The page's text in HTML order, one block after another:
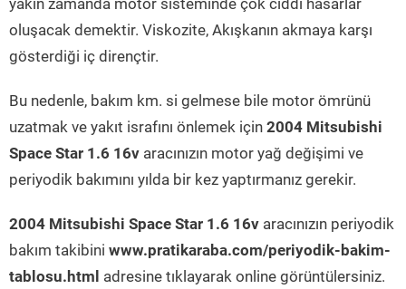
yakın zamanda motor sisteminde çok ciddi hasarlar
oluşacak demektir. Viskozite, Akışkanın akmaya karşı
gösterdiği iç dirençtir.
Bu nedenle, bakım km. si gelmese bile motor ömrünü
uzatmak ve yakıt israfını önlemek için 2004 Mitsubishi
Space Star 1.6 16v aracınızın motor yağ değişimi ve
periyodik bakımını yılda bir kez yaptırmanız gerekir.
2004 Mitsubishi Space Star 1.6 16v aracınızın periyodik
bakım takibini www.pratikaraba.com/periyodik-bakim-
tablosu.html adresine tıklayarak online görüntülersiniz.